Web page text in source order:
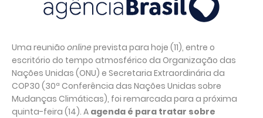
Uma reunião online prevista para hoje (11), entre o
escritório do tempo atmosférico da Organização das
Nações Unidas (ONU) e Secretaria Extraordinária da
COP30 (30ª Conferência das Nações Unidas sobre
Mudanças Climáticas), foi remarcada para a próxima
quinta-feira (14). A agenda é para tratar sobre